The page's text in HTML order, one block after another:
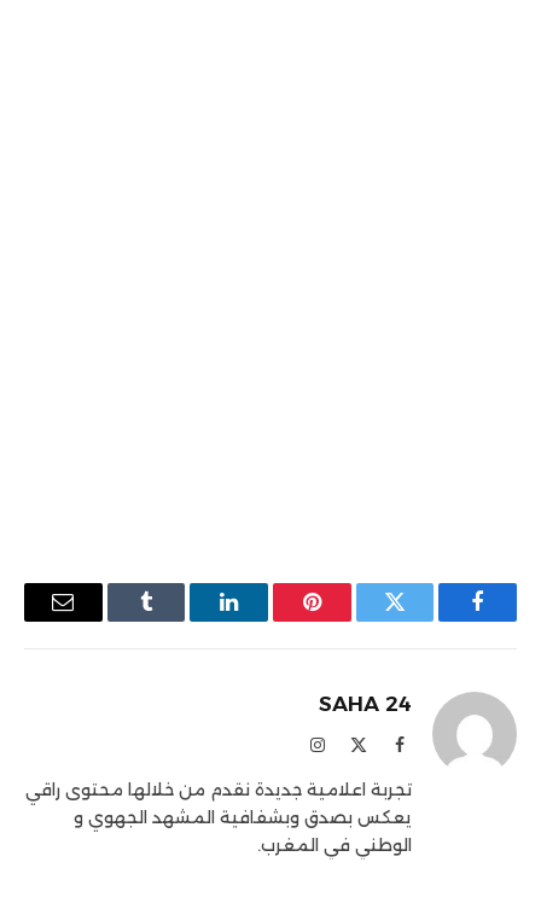
فيسبوك تويتر بينتيريستلينكدإن Tumblr
البريد
SAHA 24
فيسبوك الانستغرام
تجربة اعلامية جديدة نقدم من خلالها محتوى راقي
يعكس بصدق وبشفافية المشهد الجهوي و
الوطني في المغرب.